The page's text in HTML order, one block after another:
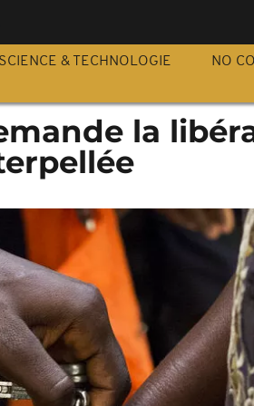
SCIENCE & TECHNOLOGIE NO
la